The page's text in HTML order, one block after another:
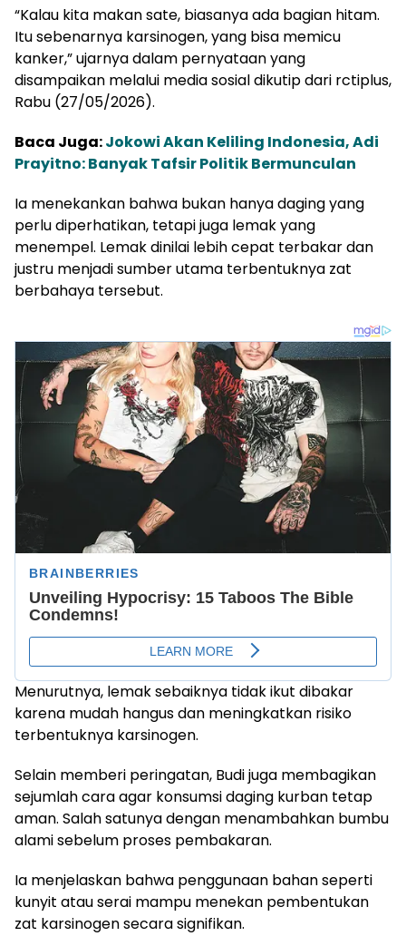
“Kalau kita makan sate, biasanya ada bagian hitam.
Itu sebenarnya karsinogen, yang bisa memicu
kanker,” ujarnya dalam pernyataan yang
disampaikan melalui media sosial dikutip dari rctiplus,
Rabu (27/05/2026).
Baca Juga:Jokowi Akan Keliling Indonesia, Adi
Prayitno: Banyak Tafsir Politik Bermunculan
Ia menekankan bahwa bukan hanya daging yang
perlu diperhatikan, tetapi juga lemak yang
menempel. Lemak dinilai lebih cepat terbakar dan
justru menjadi sumber utama terbentuknya zat
berbahaya tersebut.
Menurutnya, lemak sebaiknya tidak ikut dibakar
karena mudah hangus dan meningkatkan risiko
terbentuknya karsinogen.
Selain memberi peringatan, Budi juga membagikan
sejumlah cara agar konsumsi daging kurban tetap
aman. Salah satunya dengan menambahkan bumbu
alami sebelum proses pembakaran.
Ia menjelaskan bahwa penggunaan bahan seperti
kunyit atau serai mampu menekan pembentukan
zat karsinogen secara signifikan.